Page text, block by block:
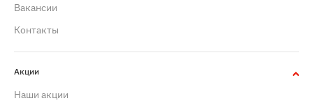
Вакансии
Контакты
Акции
Наши акции